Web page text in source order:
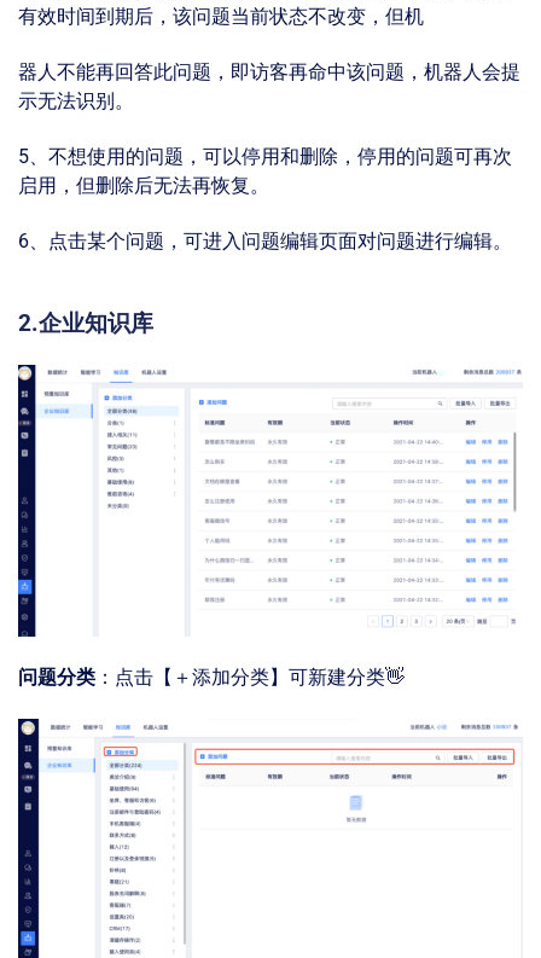
有效时间到期后，该问题当前状态不改变，但机
器⼈不能再回答此问题，即访客再命中该问题，机器⼈会提
示⽆法识别。
5、不想使⽤的问题，可以停用和删除，停⽤的问题可再次
启用，但删除后⽆法再恢复。
6、点击某个问题，可进⼊问题编辑页面对问题进行编辑。
2.企业知识库
问题分类 ：点击【＋添加分类】可新建分类👋